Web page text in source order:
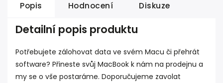
Popis Hodnocení Diskuze
Detailní popis produktu
Potřebujete zálohovat data ve svém Macu či přehrát
software? Přineste svůj MacBook k nám na prodejnu a
my se o vše postaráme. Doporučujeme zavolat